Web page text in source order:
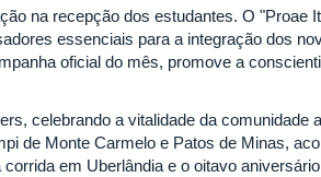
na recepção dos estudantes. O "Proae
essenciais para a integração dos
oficial do mês, promove a
celebrando a vitalidade da comunidade
de Monte Carmelo e Patos de Minas,
em Uberlândia e o oitavo